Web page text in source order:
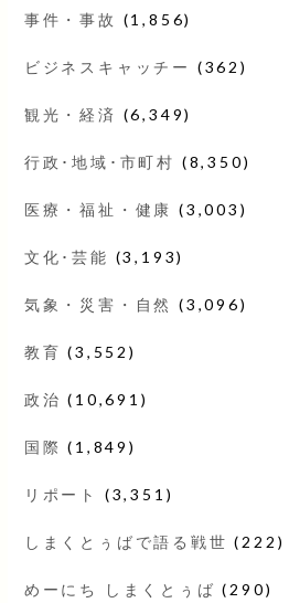
事件・事故 (1,856)
ビジネスキャッチー (362)
観光・経済 (6,349)
行政･地域･市町村 (8,350)
医療・福祉・健康 (3,003)
文化･芸能 (3,193)
気象・災害・自然 (3,096)
教育 (3,552)
政治 (10,691)
国際 (1,849)
リポート (3,351)
しまくとぅばで語る戦世 (222)
めーにち しまくとぅば (290)